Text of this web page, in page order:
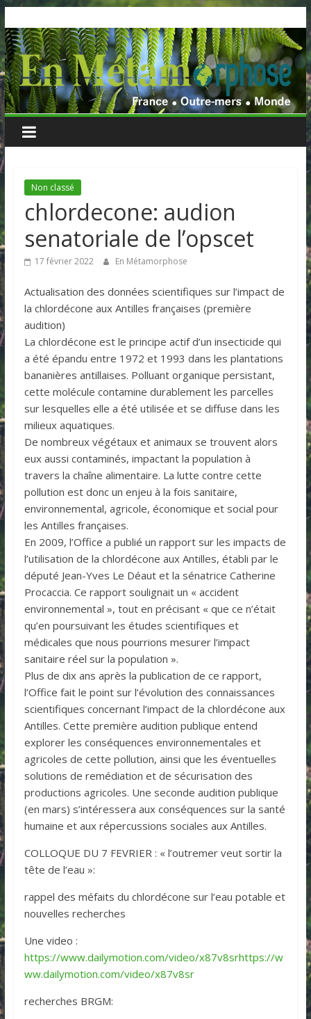
to
content
Non classé
chlordecone: audion
senatoriale de l’opscet
17 février 2022 En Métamorphose
Actualisation des données scientifiques sur l’impact de
la chlordécone aux Antilles françaises (première
audition)
La chlordécone est le principe actif d’un insecticide qui
a été épandu entre 1972 et 1993 dans les plantations
bananières antillaises. Polluant organique persistant,
cette molécule contamine durablement les parcelles
sur lesquelles elle a été utilisée et se diffuse dans les
milieux aquatiques.
De nombreux végétaux et animaux se trouvent alors
eux aussi contaminés, impactant la population à
travers la chaîne alimentaire. La lutte contre cette
pollution est donc un enjeu à la fois sanitaire,
environnemental, agricole, économique et social pour
les Antilles françaises.
En 2009, l’Office a publié un rapport sur les impacts de
l’utilisation de la chlordécone aux Antilles, établi par le
député Jean-Yves Le Déaut et la sénatrice Catherine
Procaccia. Ce rapport soulignait un « accident
environnemental », tout en précisant « que ce n’était
qu’en poursuivant les études scientifiques et
médicales que nous pourrions mesurer l’impact
sanitaire réel sur la population ».
Plus de dix ans après la publication de ce rapport,
l’Office fait le point sur l’évolution des connaissances
scientifiques concernant l’impact de la chlordécone aux
Antilles. Cette première audition publique entend
explorer les conséquences environnementales et
agricoles de cette pollution, ainsi que les éventuelles
solutions de remédiation et de sécurisation des
productions agricoles. Une seconde audition publique
(en mars) s’intéressera aux conséquences sur la santé
humaine et aux répercussions sociales aux Antilles.
COLLOQUE DU 7 FEVRIER : « l’outremer veut sortir la
tête de l’eau »:
rappel des méfaits du chlordécone sur l’eau potable et
nouvelles recherches
Une video :
https://www.dailymotion.com/video/x87v8srhttps://w
ww.dailymotion.com/video/x87v8sr
recherches BRGM: